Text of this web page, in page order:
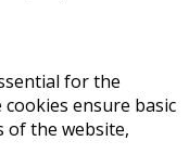
for the
ensure basic
of the website,